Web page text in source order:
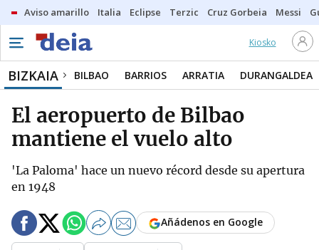
Aviso amarillo Italia Eclipse Terzic Cruz Gorbeia Messi
Kiosko
BIZKAIA BILBAO BARRIOS ARRATIA DURANGALDEA
El aeropuerto de Bilbao
mantiene el vuelo alto
'La Paloma' hace un nuevo récord desde su apertura
en 1948
Añádenos en Google